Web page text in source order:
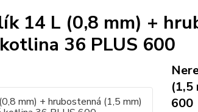
14 L (0,8 mm) +
36 PLUS 600
(1,5
600